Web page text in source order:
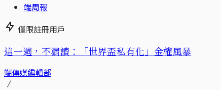
端周報
僅限註冊用戶
這一週，不漏讀：「世界盃私有化」金權風暴
端傳媒編輯部